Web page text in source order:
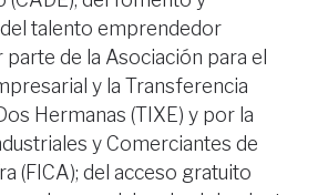
talento emprendedor
de la Asociación para el
y la Transferencia
Hermanas (TIXE) y por la
y Comerciantes de
(FICA); del acceso gratuito